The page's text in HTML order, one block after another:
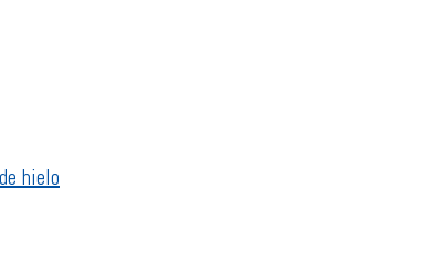
hielo